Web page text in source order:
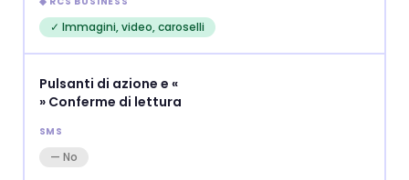
✓ Immagini, video, caroselli
Pulsanti di azione e «
» Conferme di lettura
— No